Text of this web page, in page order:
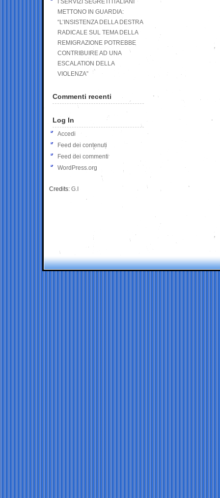
I SERVIZI SEGRETI ITALIANI
METTONO IN GUARDIA:
“L’INSISTENZA DELLA DESTRA
RADICALE SUL TEMA DELLA
REMIGRAZIONE POTREBBE
CONTRIBUIRE AD UNA
ESCALATION DELLA
VIOLENZA”
Commenti recenti
Log In
Accedi
Feed dei contenuti
Feed dei commenti
WordPress.org
Credits: G.I